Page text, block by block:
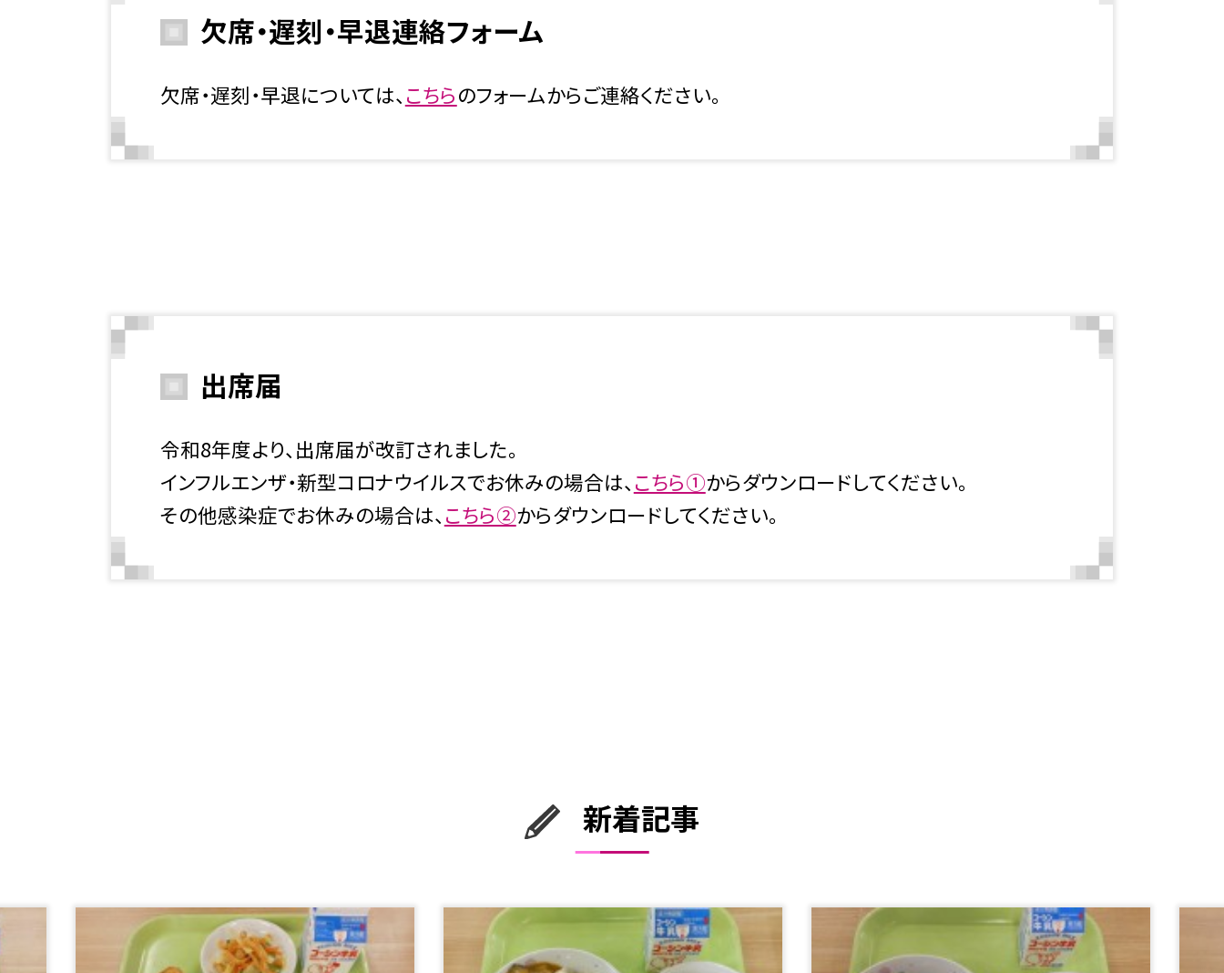
欠席・遅刻・早退連絡フォーム
欠席・遅刻・早退については、こちらのフォームからご連絡ください。
出席届
令和8年度より、出席届が改訂されました。
インフルエンザ・新型コロナウイルスでお休みの場合は、こちら①からダウンロードしてください。
その他感染症でお休みの場合は、こちら②からダウンロードしてください。
新着記事